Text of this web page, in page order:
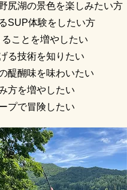
尻湖の景色を楽しみたい方
SUP体験をしたい方
ることを増やしたい
る技術を知りたい
醍醐味を味わいたい
方を増やしたい
プで冒険したい